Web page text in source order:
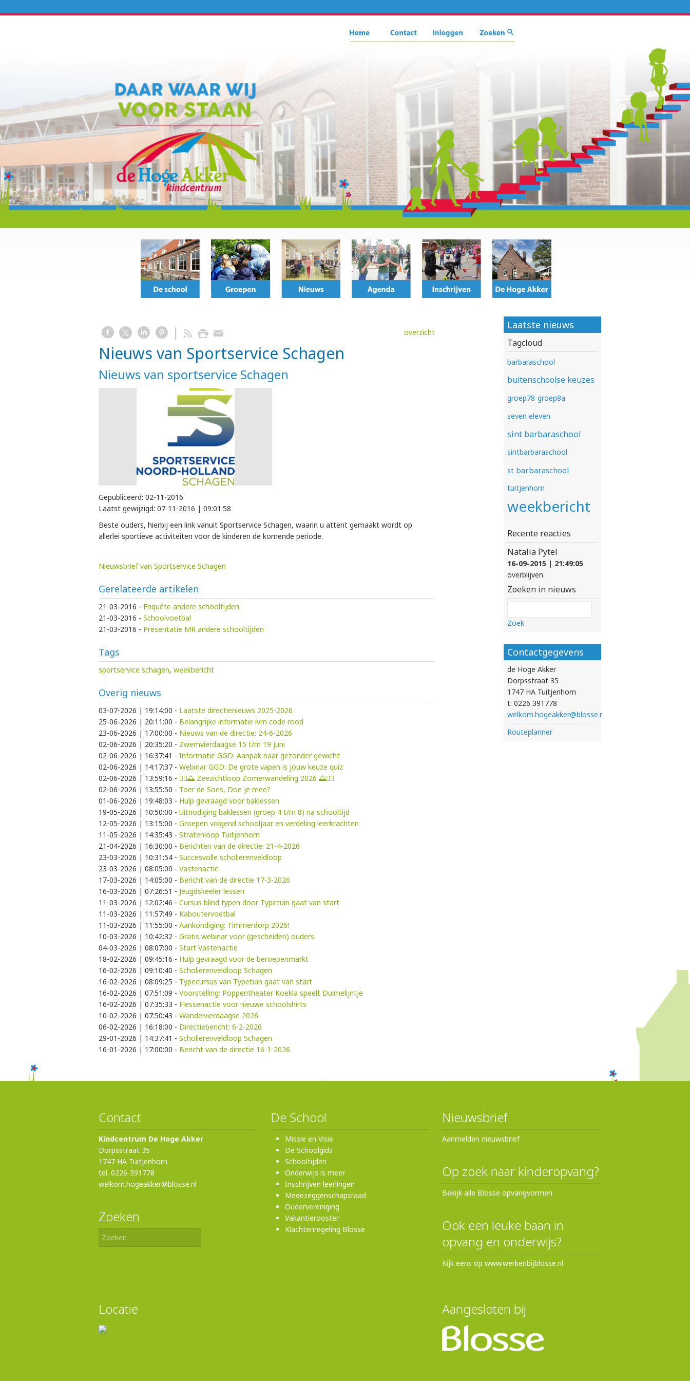
overzicht
Nieuws van Sportservice Schagen
Nieuws van sportservice Schagen
Gepubliceerd: 02-11-2016
Laatst gewijzigd: 07-11-2016 | 09:01:58
Beste ouders, hierbij een link vanuit Sportservice Schagen, waarin u attent gemaakt wordt op
allerlei sportieve activiteiten voor de kinderen de komende periode.
Nieuwsbrief van Sportservice Schagen
Gerelateerde artikelen
21-03-2016 - Enquête andere schooltijden
21-03-2016 - Schoolvoetbal
21-03-2016 - Presentatie MR andere schooltijden
Tags
sportservice schagen, weekbericht
Overig nieuws
03-07-2026 | 19:14:00 - Laatste directienieuws 2025-2026
25-06-2026 | 20:11:00 - Belangrijke informatie ivm code rood
23-06-2026 | 17:00:00 - Nieuws van de directie: 24-6-2026
02-06-2026 | 20:35:20 - Zwemvierdaagse 15 t/m 19 juni
02-06-2026 | 16:37:41 - Informatie GGD: Aanpak naar gezonder gewicht
02-06-2026 | 14:17:37 - Webinar GGD: De grote vapen is jouw keuze quiz
02-06-2026 | 13:59:16 - 🚶‍♀️🌅 Zeezichtloop Zomerwandeling 2026 🌅🚶‍♂️
02-06-2026 | 13:55:50 - Toer de Soes, Doe je mee?
01-06-2026 | 19:48:03 - Hulp gevraagd voor baklessen
19-05-2026 | 10:50:00 - Uitnodiging baklessen (groep 4 t/m 8) na schooltijd
12-05-2026 | 13:15:00 - Groepen volgend schooljaar en verdeling leerkrachten
11-05-2026 | 14:35:43 - Stratenloop Tuitjenhorn
21-04-2026 | 16:30:00 - Berichten van de directie: 21-4-2026
23-03-2026 | 10:31:54 - Succesvolle scholierenveldloop
23-03-2026 | 08:05:00 - Vastenactie
17-03-2026 | 14:05:00 - Bericht van de directie 17-3-2026
16-03-2026 | 07:26:51 - Jeugdskeeler lessen
11-03-2026 | 12:02:46 - Cursus blind typen door Typetuin gaat van start
11-03-2026 | 11:57:49 - Kaboutervoetbal
11-03-2026 | 11:55:00 - Aankondiging: Timmerdorp 2026!
10-03-2026 | 10:42:32 - Gratis webinar voor (gescheiden) ouders
04-03-2026 | 08:07:00 - Start Vastenactie
18-02-2026 | 09:45:16 - Hulp gevraagd voor de beroepenmarkt
16-02-2026 | 09:10:40 - Scholierenveldloop Schagen
16-02-2026 | 08:09:25 - Typecursus van Typetuin gaat van start
16-02-2026 | 07:51:09 - Voorstelling: Poppentheater Koekla speelt Duimelijntje
16-02-2026 | 07:35:33 - Flessenactie voor nieuwe schoolshirts
10-02-2026 | 07:50:43 - Wandelvierdaagse 2026
06-02-2026 | 16:18:00 - Directiebericht: 6-2-2026
29-01-2026 | 14:37:41 - Scholierenveldloop Schagen
16-01-2026 | 17:00:00 - Bericht van de directie 16-1-2026
Laatste nieuws
Tagcloud
barbaraschool
buitenschoolse keuzes
groep78 groep8a
seven eleven
sint barbaraschool
sintbarbaraschool
st barbaraschool
tuitjenhorn
weekbericht
Recente reacties
Natalia Pytel
16-09-2015 | 21:49:05
overblijven
Zoeken in nieuws
Zoek
Contactgegevens
de Hoge Akker
Dorpsstraat 35
1747 HA Tuitjenhorn
t: 0226 391778
welkom.hogeakker@blosse.nl
Routeplanner
Contact
Kindcentrum De Hoge Akker
Dorpsstraat 35
1747 HA Tuitjenhorn
tel. 0226-391778
welkom.hogeakker@blosse.nl
Zoeken
De School
Missie en Visie
De Schoolgids
Schooltijden
Onderwijs is meer
Inschrijven leerlingen
Medezeggenschapsraad
Oudervereniging
Vakantierooster
Klachtenregeling Blosse
Nieuwsbrief
Aanmelden nieuwsbrief
Op zoek naar kinderopvang?
Bekijk alle Blosse opvangvormen
Ook een leuke baan in
opvang en onderwijs?
Kijk eens op www.werkenbijblosse.nl
Locatie Aangesloten bij